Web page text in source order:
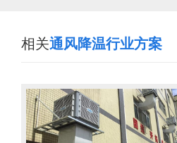
相关通风降温行业方案